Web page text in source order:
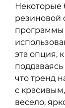
резиновой
программы
эта опция,
что тренд
с
весело,